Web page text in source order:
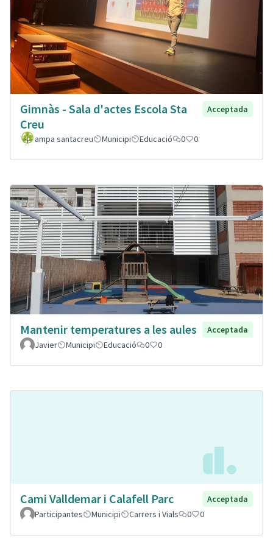
Gimnàs - Sala d'actes Escola Sta
Creu
Acceptada
ampa santacreu Municipi Educació 0 0
Mantenir temperatures a les aules
Acceptada
Javier
Municipi Educació 0 0
Cami Valldemar i Calafell Parc
Acceptada
Participantes
Municipi Carrers i Vials 0 0